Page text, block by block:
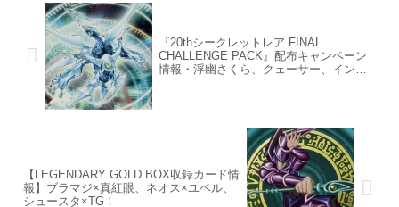
『20thシークレットレア FINAL
CHALLENGE PACK』配布キャンペーン
情報・浮幽さくら、クェーサー、インフ
【LEGENDARY GOLD BOX収録カード情
報】ブラマジ×真紅眼、ネオス×ユベル、
シュースタ×TG！